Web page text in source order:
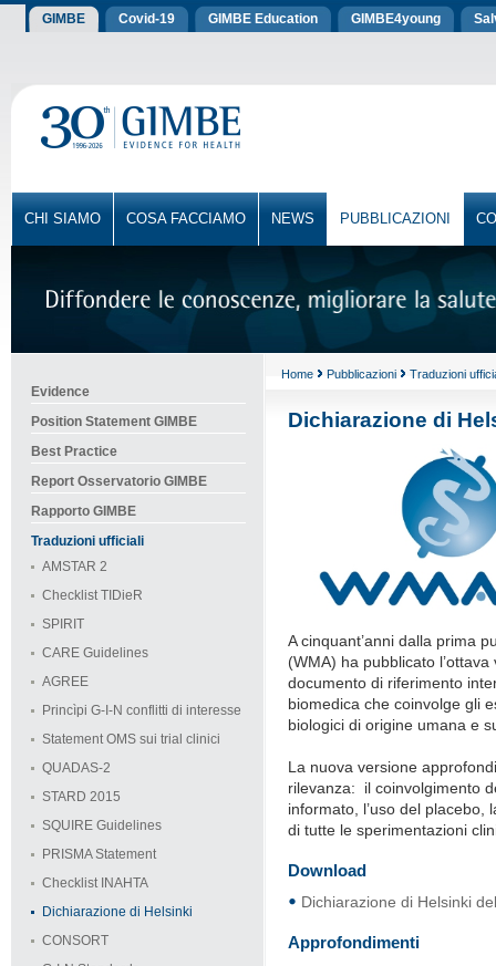
GIMBE Covid-19 GIMBE Education GIMBE4young
CHI SIAMO COSA FACCIAMO NEWS PUBBLICAZIONI
Evidence
Position Statement GIMBE
Best Practice
Report Osservatorio GIMBE
Rapporto GIMBE
Traduzioni ufficiali
AMSTAR 2
Checklist TIDieR
SPIRIT
CARE Guidelines
AGREE
Princìpi G-I-N conflitti di interesse
Statement OMS sui trial clinici
QUADAS-2
STARD 2015
SQUIRE Guidelines
PRISMA Statement
Checklist INAHTA
Dichiarazione di Helsinki
CONSORT
Home Pubblicazioni Traduzioni
Dichiarazione di
A cinquant’anni dalla prima
(WMA) ha pubblicato
documento di riferimento
biomedica che coinvolge gli
biologici di origine umana e
La nuova versione
rilevanza: il coinvolgimento
informato, l’uso del
di tutte le sperimentazioni
Download
Dichiarazione di Helsinki
Approfondimenti